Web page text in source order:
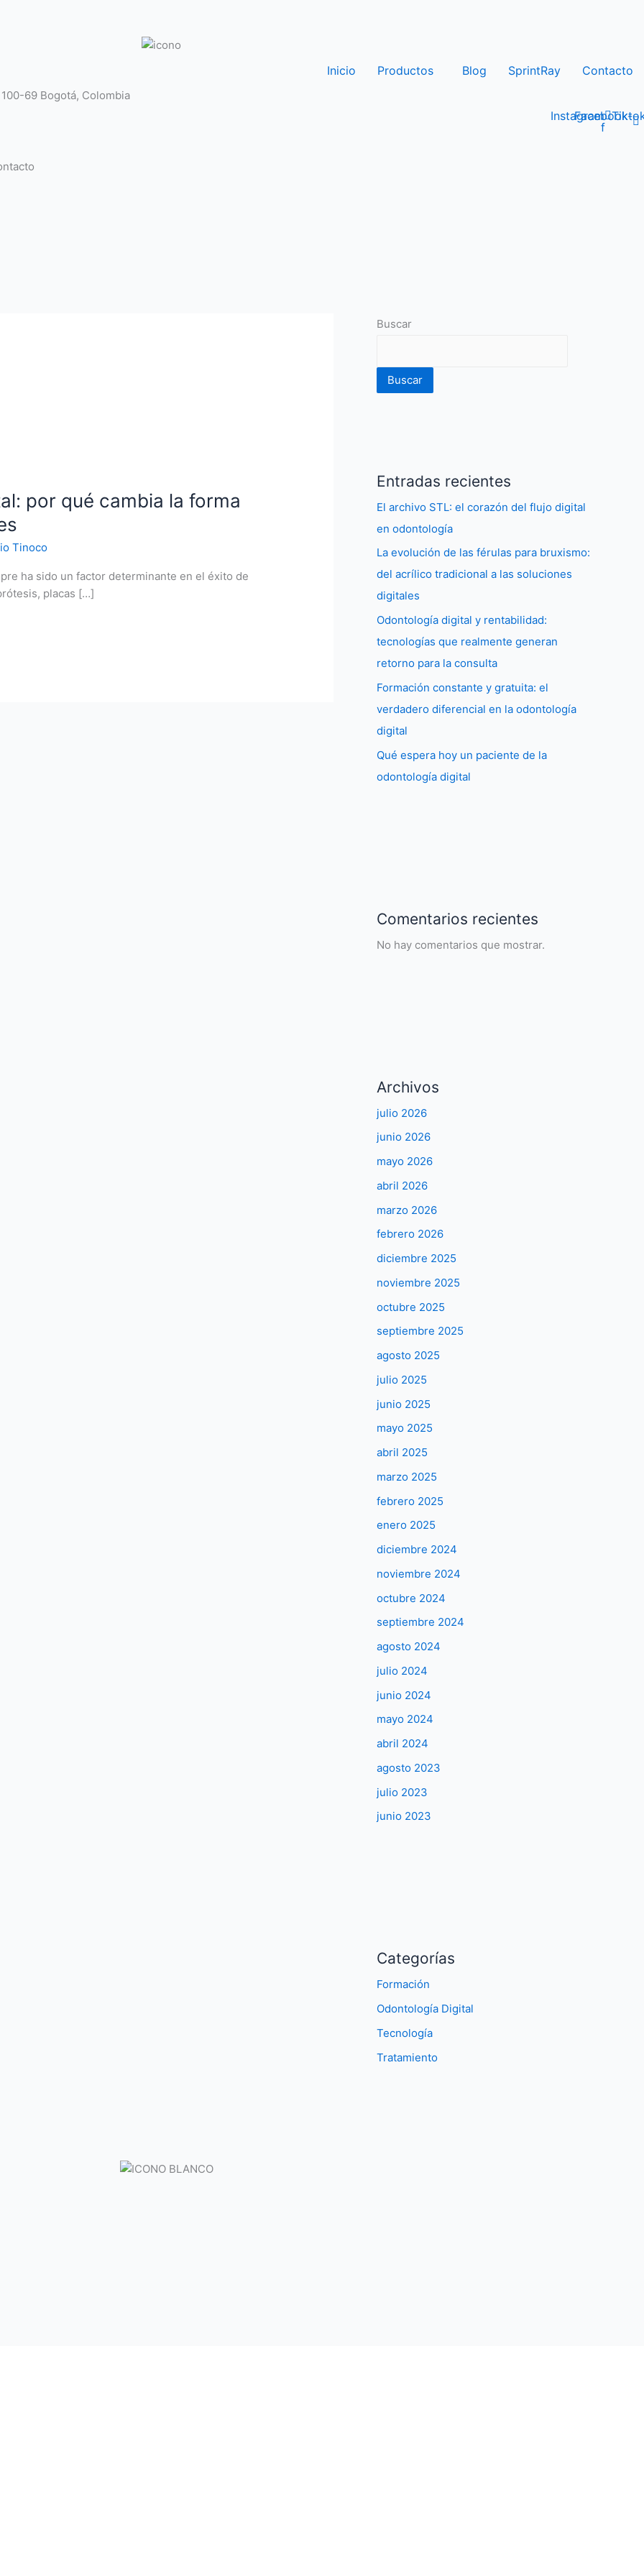
Inicio Productos Blog SprintRay Contacto
100-69 Bogotá, Colombia
Instagram
Facebook-
f
por qué cambia la forma
Tinoco
ha sido un factor determinante en el éxito de
placas […]
Buscar
Buscar
Entradas recientes
El archivo STL: el corazón del flujo digital
en odontología
La evolución de las férulas para bruxismo:
del acrílico tradicional a las soluciones
digitales
Odontología digital y rentabilidad:
tecnologías que realmente generan
retorno para la consulta
Formación constante y gratuita: el
verdadero diferencial en la odontología
digital
Qué espera hoy un paciente de la
odontología digital
Comentarios recientes
No hay comentarios que mostrar.
Archivos
julio 2026
junio 2026
mayo 2026
abril 2026
marzo 2026
febrero 2026
diciembre 2025
noviembre 2025
octubre 2025
septiembre 2025
agosto 2025
julio 2025
junio 2025
mayo 2025
abril 2025
marzo 2025
febrero 2025
enero 2025
diciembre 2024
noviembre 2024
octubre 2024
septiembre 2024
agosto 2024
julio 2024
junio 2024
mayo 2024
abril 2024
agosto 2023
julio 2023
junio 2023
Categorías
Formación
Odontología Digital
Tecnología
Tratamiento